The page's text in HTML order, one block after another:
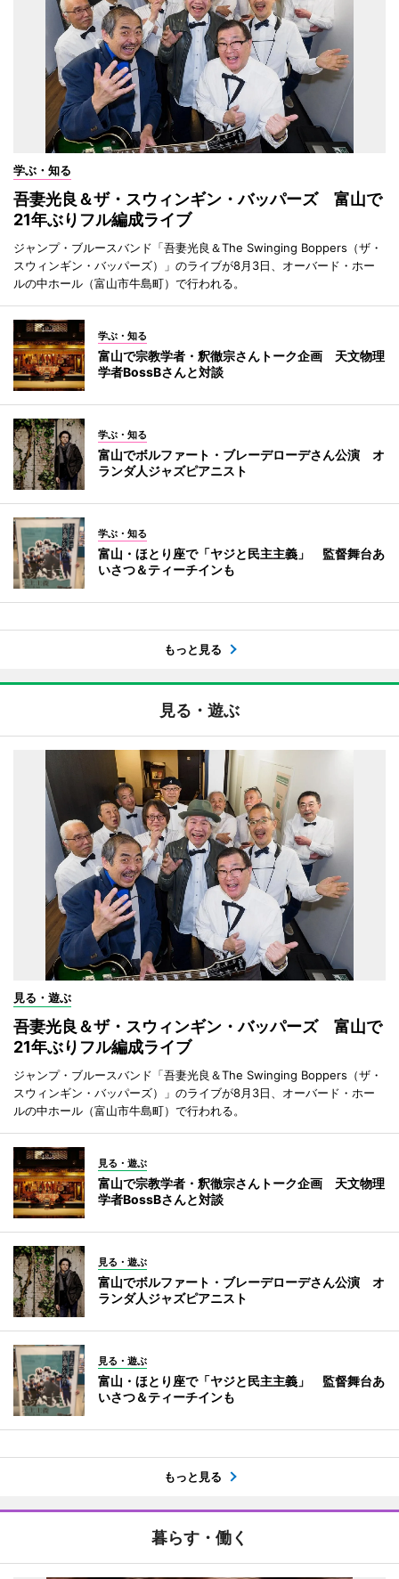
学ぶ・知る
吾妻光良＆ザ・スウィンギン・バッパーズ 富山で
21年ぶりフル編成ライブ
ジャンプ・ブルースバンド「吾妻光良＆The Swinging Boppers（ザ・
スウィンギン・バッパーズ）」のライブが8月3日、オーバード・ホー
ルの中ホール（富山市牛島町）で行われる。
学ぶ・知る
富山で宗教学者・釈徹宗さんトーク企画 天文物理
学者BossBさんと対談
学ぶ・知る
富山でボルファート・ブレーデローデさん公演 オ
ランダ人ジャズピアニスト
学ぶ・知る
富山・ほとり座で「ヤジと民主主義」 監督舞台あ
いさつ＆ティーチインも
もっと見る
見る・遊ぶ
見る・遊ぶ
吾妻光良＆ザ・スウィンギン・バッパーズ 富山で
21年ぶりフル編成ライブ
ジャンプ・ブルースバンド「吾妻光良＆The Swinging Boppers（ザ・
スウィンギン・バッパーズ）」のライブが8月3日、オーバード・ホー
ルの中ホール（富山市牛島町）で行われる。
見る・遊ぶ
富山で宗教学者・釈徹宗さんトーク企画 天文物理
学者BossBさんと対談
見る・遊ぶ
富山でボルファート・ブレーデローデさん公演 オ
ランダ人ジャズピアニスト
見る・遊ぶ
富山・ほとり座で「ヤジと民主主義」 監督舞台あ
いさつ＆ティーチインも
もっと見る
暮らす・働く